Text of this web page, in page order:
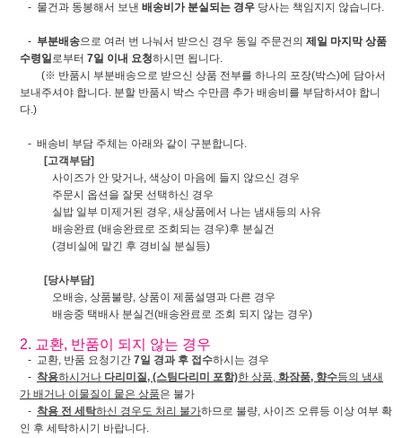
- 물건과 동봉해서 보낸 배송비가 분실되는 경우 당사는 책임지지 않습니다.
- 부분배송으로 여러 번 나눠서 받으신 경우 동일 주문건의 제일 마지막 상품
수령일로부터 7일 이내 요청하시면 됩니다.
(※ 반품시 부분배송으로 받으신 상품 전부를 하나의 포장(박스)에 담아서
보내주셔야 합니다. 분할 반품시 박스 수만큼 추가 배송비를 부담하셔야 합니
다.)
- 배송비 부담 주체는 아래와 같이 구분합니다.
[고객부담]
사이즈가 안 맞거나, 색상이 마음에 들지 않으신 경우
주문시 옵션을 잘못 선택하신 경우
실밥 일부 미제거된 경우, 새상품에서 나는 냄새등의 사유
배송완료 (배송완료로 조회되는 경우)후 분실건
(경비실에 맡긴 후 경비실 분실등)
[당사부담]
오배송, 상품불량, 상품이 제품설명과 다른 경우
배송중 택배사 분실건(배송완료로 조회 되지 않는 경우)
2. 교환, 반품이 되지 않는 경우
- 교환, 반품 요청기간 7일 경과 후 접수하시는 경우
- 착용하시거나 다리미질, (스팀다리미 포함)한 상품, 화장품, 향수등의 냄새
가 배거나 이물질이 뭍은 상품은 불가
- 착용 전 세탁하신 경우도 처리 불가하므로 불량, 사이즈 오류등 이상 여부 확
인 후 세탁하시기 바랍니다.